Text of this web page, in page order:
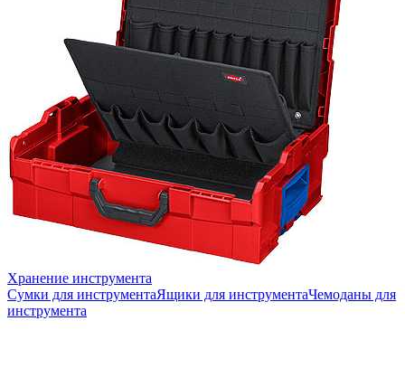
Хранение инструмента
Сумки для инструментаЯщики для инструментаЧемоданы для
инструмента